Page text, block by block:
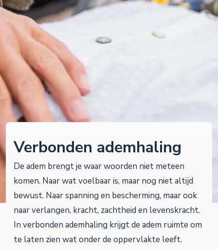
Verbonden ademhaling
De adem brengt je waar woorden niet meteen
komen. Naar wat voelbaar is, maar nog niet altijd
bewust. Naar spanning en bescherming, maar ook
naar verlangen, kracht, zachtheid en levenskracht.
In verbonden ademhaling krijgt de adem ruimte om
te laten zien wat onder de oppervlakte leeft.